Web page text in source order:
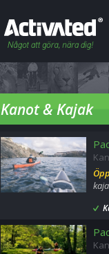
Kanot & Kajak